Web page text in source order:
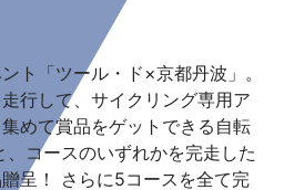
ト「ツール・ド×京都丹波」。
行して、サイクリング専用ア
めて賞品をゲットできる自転
コースのいずれかを完走した
呈！ さらに5コースを全て完